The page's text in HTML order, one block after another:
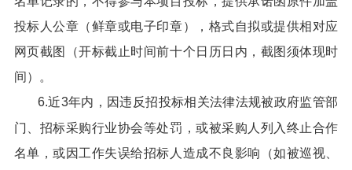
投标人公章（鲜章或电子印章），格式自拟或提供相对应
网页截图（开标截止时间前十个日历日内，截图须体现时
间）。
6.近3年内，因违反招投标相关法律法规被政府监管部
门、招标采购行业协会等处罚，或被采购人列入终止合作
名单，或因工作失误给招标人造成不良影响（如被巡视、